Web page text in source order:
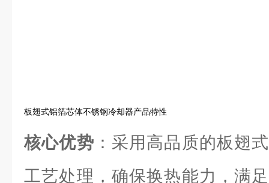
板翅式铝箔芯体不锈钢冷却器产品特性
核心优势 ：采用高品质的板翅
工艺处理，确保换热能力，满